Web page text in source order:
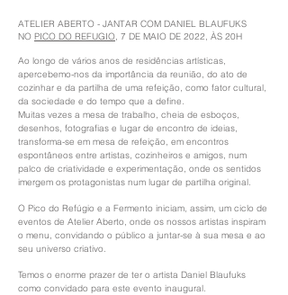
ATELIER ABERTO - JANTAR COM DANIEL BLAUFUKS
NO PICO DO REFUGIO, 7 DE MAIO DE 2022, ÀS 20H
Ao longo de vários anos de residências artísticas,
apercebemo-nos da importância da reunião, do ato de
cozinhar e da partilha de uma refeição, como fator cultural,
da sociedade e do tempo que a define.
Muitas vezes a mesa de trabalho, cheia de esboços,
desenhos, fotografias e lugar de encontro de ideias,
transforma-se em mesa de refeição, em encontros
espontâneos entre artistas, cozinheiros e amigos, num
palco de criatividade e experimentação, onde os sentidos
imergem os protagonistas num lugar de partilha original.
O Pico do Refúgio e a Fermento iniciam, assim, um ciclo de
eventos de Atelier Aberto, onde os nossos artistas inspiram
o menu, convidando o público a juntar-se à sua mesa e ao
seu universo criativo.
Temos o enorme prazer de ter o artista Daniel Blaufuks
como convidado para este evento inaugural.